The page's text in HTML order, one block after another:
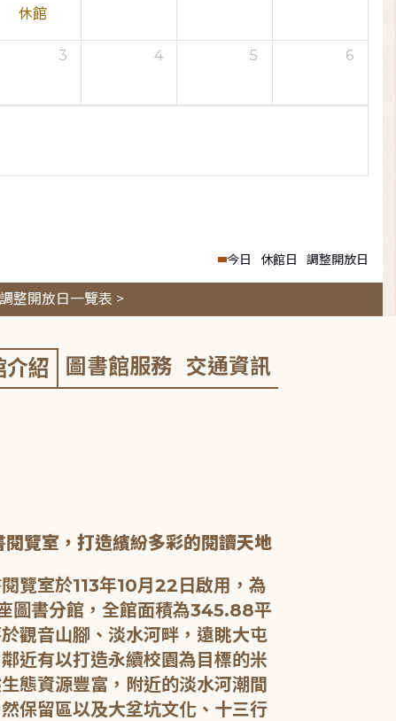
休館
3 4 5 6
今日 休館日 調整開放日
整開放日一覽表 >
介紹 圖書館服務 交通資訊
閱覽室，打造繽紛多彩的閱讀天地
覽室於113年10月22日啟用，為
圖書分館，全館面積為345.88平
觀音山腳、淡水河畔，遠眺大屯
近有以打造永續校園為目標的米
態資源豐富，附近的淡水河潮間
保留區以及大坌坑文化、十三行